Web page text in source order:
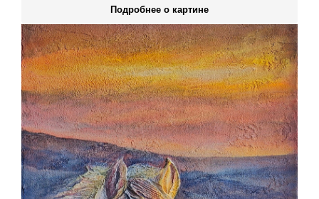
Подробнее о картине